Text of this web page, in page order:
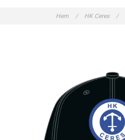
Hem / HK Ceres /